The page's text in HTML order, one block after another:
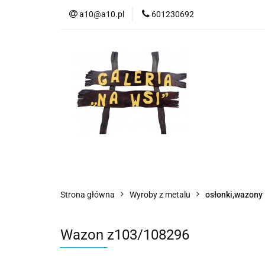
a10@a10.pl 601230692
Strona główna Wyroby z metalu osłonki,wazony
Wazon z103/108296